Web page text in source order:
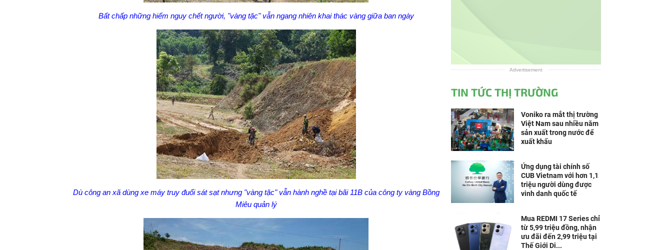
Bất chấp những hiểm nguy chết người, "vàng tặc" vẫn ngang nhiên khai thác vàng giữa ban ngày
Dù công an xã dùng xe máy truy đuổi sát sạt nhưng "vàng tặc" vẫn hành nghề tại bãi 11B của công ty vàng Bồng
Miêu quản lý
Advertisement
TIN TỨC THỊ TRƯỜNG
Voniko ra mắt thị trường
Việt Nam sau nhiều năm
sản xuất trong nước để
xuất khẩu
Ứng dụng tài chính số
CUB Vietnam với hơn 1,1
triệu người dùng được
vinh danh quốc tế
Mua REDMI 17 Series chỉ
từ 5,99 triệu đồng, nhận
ưu đãi đến 2,99 triệu tại
Thế Giới Di...